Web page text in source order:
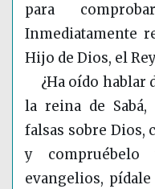
para
Inmediatamente
Hijo de Dios, el
¿Ha oído hablar
la reina de Sabá,
falsas sobre Dios,
y
evangelios,